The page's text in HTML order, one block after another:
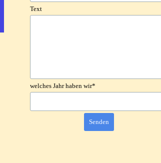
Text
welches Jahr haben wir*